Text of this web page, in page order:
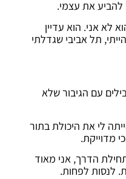
להביע את עצמי.
לא אני. הוא עדיין
מי שאני הייתי, תל אביבי שגדלתי
עם הגיבור שלא
לי את היכולת בתור
מדוייקת.
הדרך, אני מאוד
לנסות לפחות.